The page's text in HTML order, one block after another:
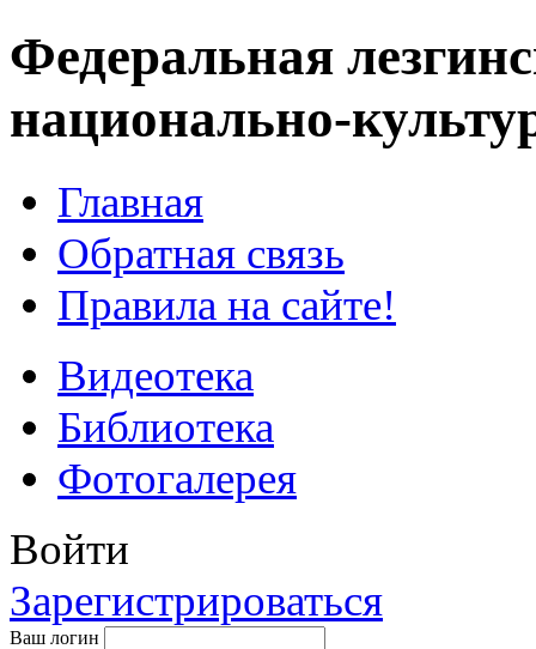
Федеральная
национально-
Главная
Обратная связь
Правила на сайте!
Видеотека
Библиотека
Фотогалерея
Войти
Зарегистрироваться
Ваш логин